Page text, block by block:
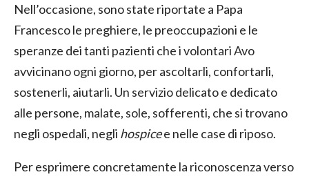
Nell’occasione, sono state riportate a Papa
Francesco le preghiere, le preoccupazioni e le
speranze dei tanti pazienti che i volontari Avo
avvicinano ogni giorno, per ascoltarli, confortarli,
sostenerli, aiutarli. Un servizio delicato e dedicato
alle persone, malate, sole, sofferenti, che si trovano
negli ospedali, negli hospicee nelle case di riposo.
Per esprimere concretamente la riconoscenza verso